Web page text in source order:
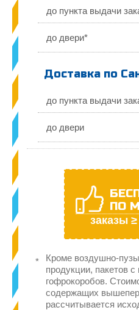
до пункта выдачи
до двери*
Доставка по
до пункта выдачи
до двери
ПО
заказы
Кроме воздушно-
продукции, пакетов
гофрокоробов.
содержащих
рассчитывается